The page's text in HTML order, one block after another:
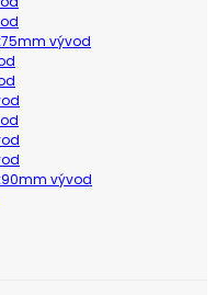
vývod
vývod